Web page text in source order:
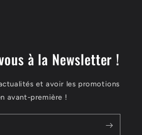
à la Newsletter !
et avoir les promotions
avant-première !